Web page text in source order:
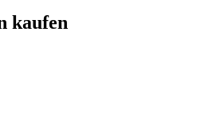
kaufen